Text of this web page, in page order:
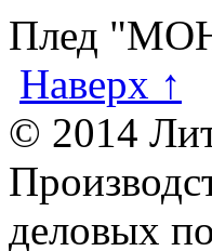
Плед
Наверх ↑
© 2014
деловых